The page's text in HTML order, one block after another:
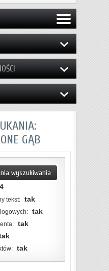
GĄB
wyszukiwania
4
tekst: tak
tak
tak
tak